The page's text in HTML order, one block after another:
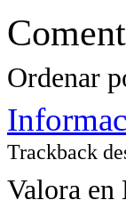
Ordenar
Trackback
Valora en